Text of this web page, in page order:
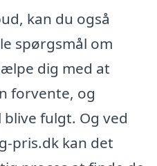
kan du også
spørgsmål om
dig med at
forvente, og
fulgt. Og ved
pris.dk kan det